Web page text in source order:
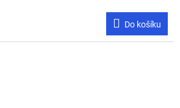
Do košíku